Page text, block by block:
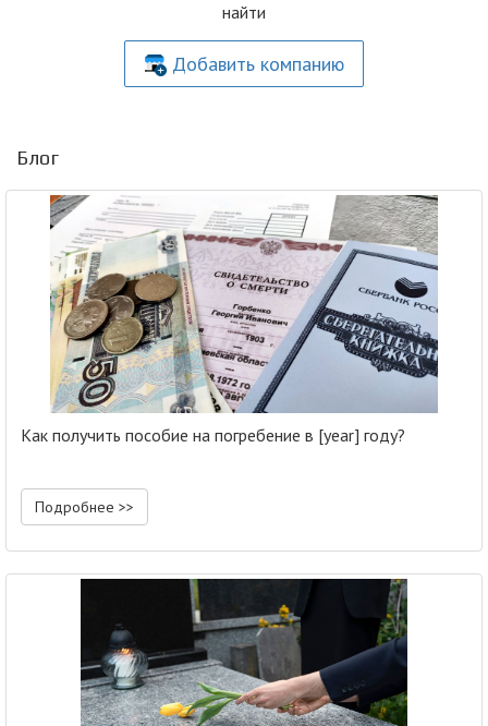
найти
Добавить компанию
Блог
Как получить пособие на погребение в [year] году?
Подробнее >>